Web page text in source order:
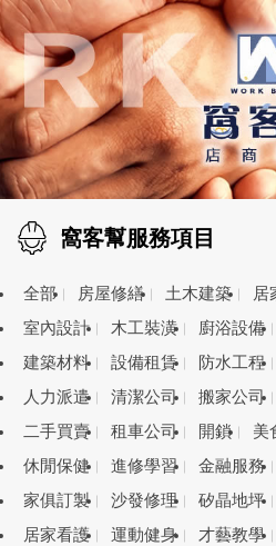
窩客幫服務項目
全部 房屋修繕 土木建築 居
室內設計
木工裝潢 廚浴設備
建築材料
設備租賃 防水工程
人力派遣
清潔公司 搬家公司
二手買賣
租車公司 開鎖 美
休閒保健
進修學習 金融服務
家俱訂製
沙發修理 矽晶地坪
居家看護
運動健身 才藝教學